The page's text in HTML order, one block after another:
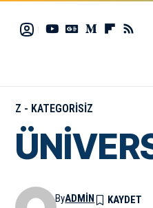
Z - KATEGORISIZ
ByADMIN